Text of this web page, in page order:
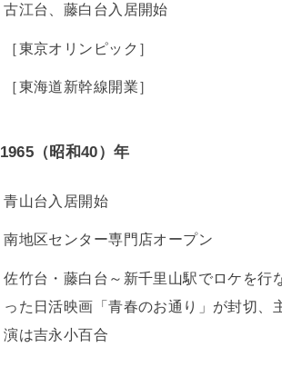
古江台、藤白台入居開始
［東京オリンピック］
［東海道新幹線開業］
1965（昭和40）年
青山台入居開始
南地区センター専門店オープン
佐竹台・藤白台～新千里山駅でロケを行
った日活映画「青春のお通り」が封切、
演は吉永小百合